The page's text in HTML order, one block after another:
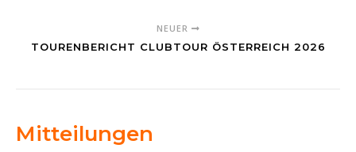
NEUER
TOURENBERICHT CLUBTOUR ÖSTERREICH 2026
Mitteilungen